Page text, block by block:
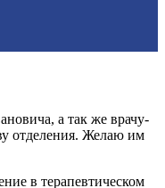
а так же врачу-
отделения. Желаю им
в терапевтическом